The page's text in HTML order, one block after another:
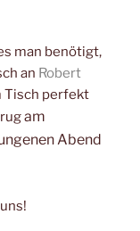
man benötigt,
an Robert
Tisch perfekt
am
Abend